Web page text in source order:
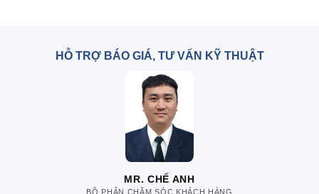
HỖ TRỢ BÁO GIÁ, TƯ VẤN KỸ THUẬT
MR. CHẾ ANH
BỘ PHẬN CHĂM SÓC KHÁCH HÀNG